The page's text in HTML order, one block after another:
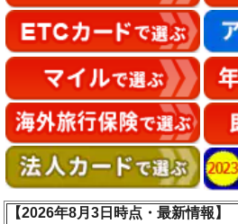
【2026年8月3日時点・最新情報】